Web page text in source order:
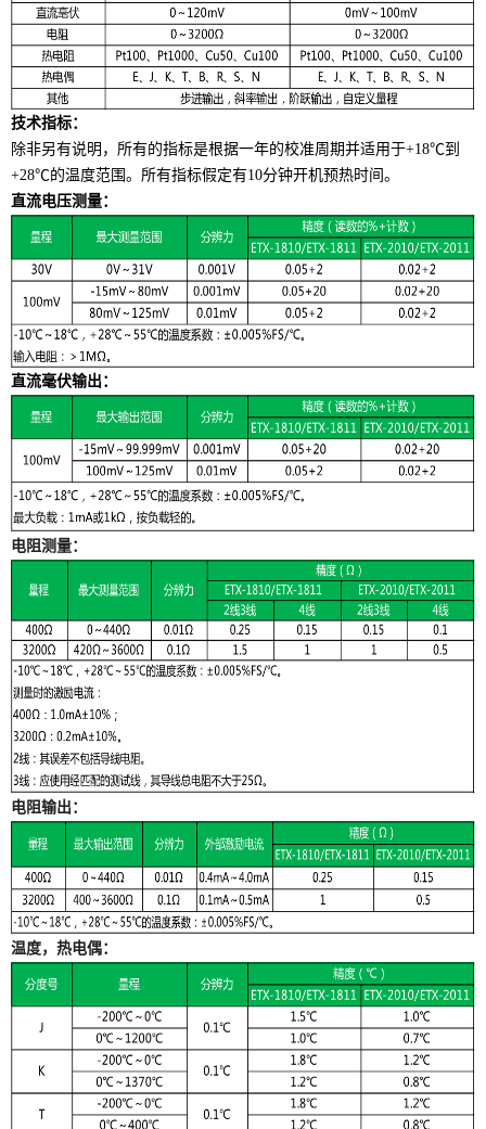
技术指标：
除非另有说明，所有的指标是根据一年的校准周期并适用于+18℃到
+28℃的温度范围。所有指标假定有10分钟开机预热时间。
直流电压测量：
直流毫伏输出：
电阻测量：
电阻输出：
温度，热电偶：